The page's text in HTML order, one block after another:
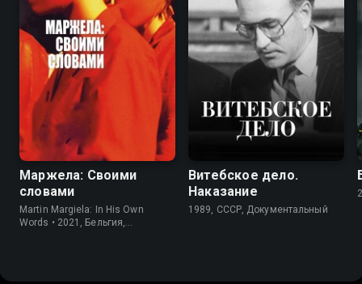
7.4
Маржела: Своими
словами
Martin Margiela: In His Own
Words • 2021, Бельгия,
Витебское дело.
Наказание
1989, СССР, Документальный